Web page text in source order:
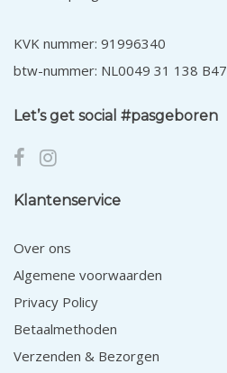
KVK nummer: 91996340
btw-nummer: NL0049 31 138 B47
Let’s get social #pasgeboren
Klantenservice
Over ons
Algemene voorwaarden
Privacy Policy
Betaalmethoden
Verzenden & Bezorgen